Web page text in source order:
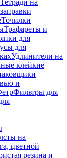
Тетради на
Точилки
Трафареты и
для
для
Удлинители на
клейкие
и
Фильтры для
на
цветной
резина и